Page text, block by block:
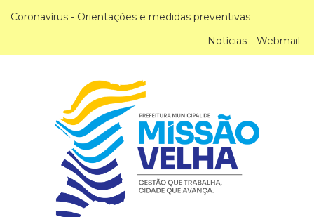
Coronavírus - Orientações e medidas preventivas
Notícias
Webmail